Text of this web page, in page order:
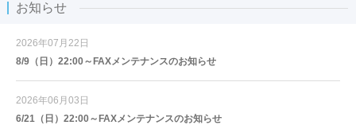
お知らせ
2026年07月22日
8/9（日）22:00～FAXメンテナンスのお知らせ
2026年06月03日
6/21（日）22:00～FAXメンテナンスのお知らせ